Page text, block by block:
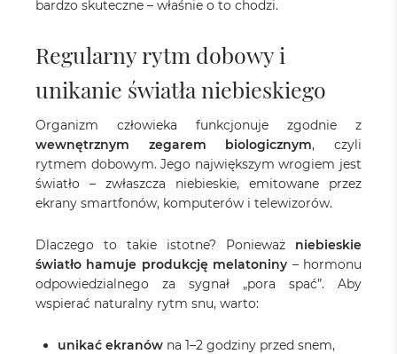
bardzo skuteczne – właśnie o to chodzi.
Regularny rytm dobowy i
unikanie światła niebieskiego
Organizm człowieka funkcjonuje zgodnie z
wewnętrznym zegarem biologicznym, czyli
rytmem dobowym. Jego największym wrogiem jest
światło – zwłaszcza niebieskie, emitowane przez
ekrany smartfonów, komputerów i telewizorów.
Dlaczego to takie istotne? Ponieważ niebieskie
światło hamuje produkcję melatoniny – hormonu
odpowiedzialnego za sygnał „pora spać”. Aby
wspierać naturalny rytm snu, warto:
unikać ekranów na 1–2 godziny przed snem,